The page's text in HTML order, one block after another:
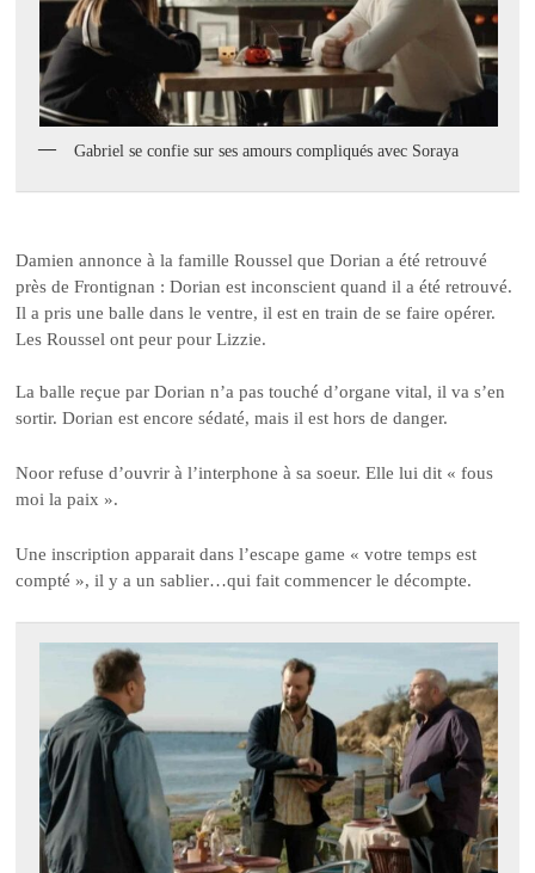
Gabriel se confie sur ses amours compliqués avec Soraya
Damien annonce à la famille Roussel que Dorian a été retrouvé
près de Frontignan : Dorian est inconscient quand il a été retrouvé.
Il a pris une balle dans le ventre, il est en train de se faire opérer.
Les Roussel ont peur pour Lizzie.
La balle reçue par Dorian n’a pas touché d’organe vital, il va s’en
sortir. Dorian est encore sédaté, mais il est hors de danger.
Noor refuse d’ouvrir à l’interphone à sa soeur. Elle lui dit « fous
moi la paix ».
Une inscription apparait dans l’escape game « votre temps est
compté », il y a un sablier…qui fait commencer le décompte.